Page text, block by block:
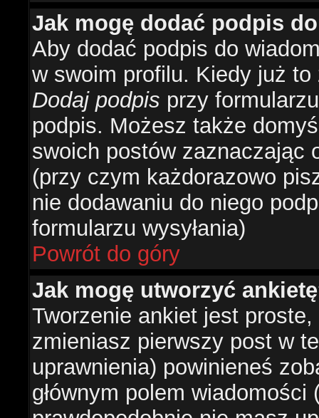
Jak mogę dodać podpis
Aby dodać podpis do
w swoim profilu. Kiedy już
Dodaj podpis przy
podpis. Możesz także
swoich postów zaznaczając
(przy czym każdorazowo
nie dodawaniu do niego
formularzu wysyłania)
Powrót do góry
Jak mogę utworzyć
Tworzenie ankiet jest
zmieniasz pierwszy post w
uprawnienia) powinieneś
głównym polem